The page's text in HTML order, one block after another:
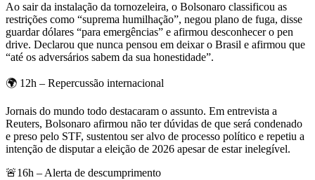
Ao sair da instalação da tornozeleira, o Bolsonaro classificou as
restrições como “suprema humilhação”, negou plano de fuga, disse
guardar dólares “para emergências” e afirmou desconhecer o pen
drive. Declarou que nunca pensou em deixar o Brasil e afirmou que
“até os adversários sabem da sua honestidade”.
🌍 12h – Repercussão internacional
Jornais do mundo todo destacaram o assunto. Em entrevista a
Reuters, Bolsonaro afirmou não ter dúvidas de que será condenado
e preso pelo STF, sustentou ser alvo de processo político e repetiu a
intenção de disputar a eleição de 2026 apesar de estar inelegível.
🚨16h – Alerta de descumprimento